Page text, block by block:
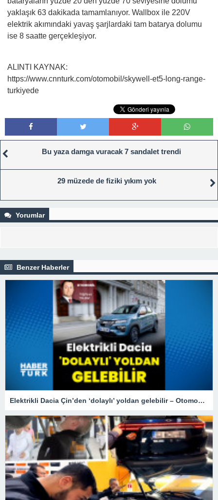
yaklaşık 63 dakikada tamamlanıyor. Wallbox ile 220V
elektrik akımındaki yavaş şarjlardaki tam batarya dolumu
ise 8 saatte gerçekleşiyor.
ALINTI KAYNAK:
https://www.cnnturk.com/otomobil/skywell-et5-long-range-
turkiyede
Bu yaza damga vuracak 7 sandalet trendi
29 müzede de fiziki yıkım yok
Yorumlar
Benzer Haberler
Elektrikli Dacia Çin’den ‘dolaylı’ yoldan gelebilir – Otomobil Haberleri